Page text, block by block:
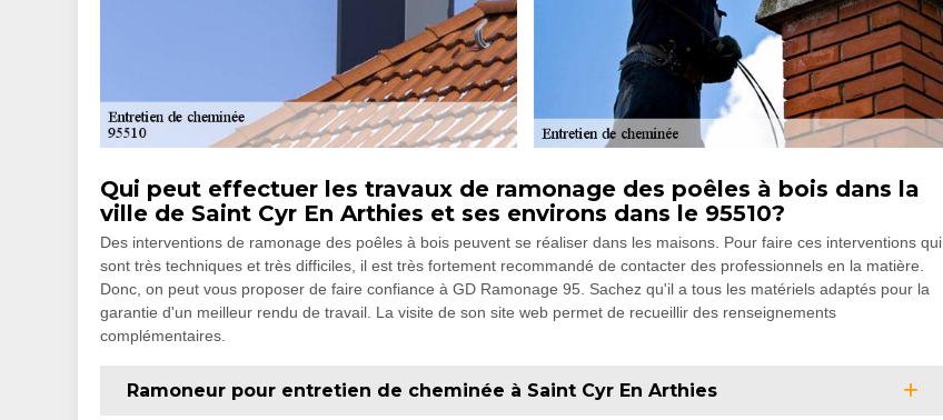
Qui peut effectuer les travaux de ramonage des poêles à bois dans la
ville de Saint Cyr En Arthies et ses environs dans le 95510?
Des interventions de ramonage des poêles à bois peuvent se réaliser dans les maisons. Pour faire ces interventions qui
sont très techniques et très difficiles, il est très fortement recommandé de contacter des professionnels en la matière.
Donc, on peut vous proposer de faire confiance à GD Ramonage 95. Sachez qu'il a tous les matériels adaptés pour la
garantie d'un meilleur rendu de travail. La visite de son site web permet de recueillir des renseignements
complémentaires.
Ramoneur pour entretien de cheminée à Saint Cyr En Arthies